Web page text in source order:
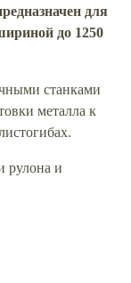
для
до 1250
станками
металла к
рулона и